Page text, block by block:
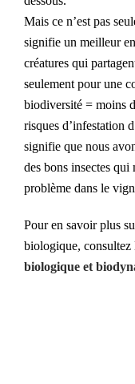
Mais ce n’est pas
signifie un meilleur
créatures qui
seulement pour une
biodiversité = moins
risques d’infestation
signifie que nous
des bons insectes
problème dans le
Pour en savoir plus
biologique, consultez
biologique et